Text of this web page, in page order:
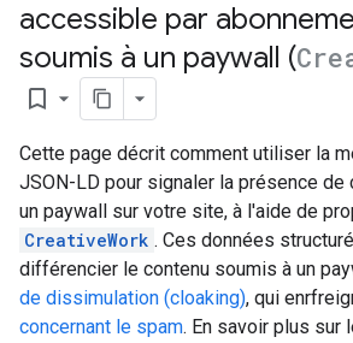
accessible par
soumis à un paywall (
bookmark_border
Cette page décrit comment utiliser la
JSON-LD pour signaler la présence de
un paywall sur votre site, à l'aide de
CreativeWork . Ces données
différencier le contenu soumis à un
de dissimulation (cloaking), qui
concernant le spam. En savoir plus sur